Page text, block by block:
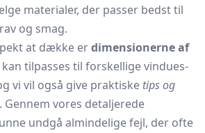
materialer, der passer bedst til
og smag.
at dække erdimensionerne af
kan tilpasses til forskellige vindues-
vi vil også give praktiske tips og
. Gennem vores detaljerede
undgå almindelige fejl, der ofte